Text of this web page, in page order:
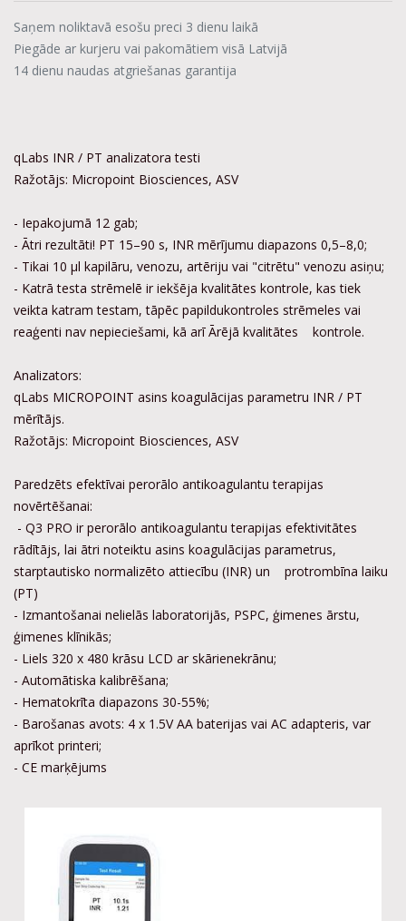
Saņem noliktavā esošu preci 3 dienu laikā
Piegāde ar kurjeru vai pakomātiem visā Latvijā
14 dienu naudas atgriešanas garantija
qLabs INR / PT analizatora testi
Ražotājs: Micropoint Biosciences, ASV
- Iepakojumā 12 gab;
- Ātri rezultāti! PT 15–90 s, INR mērījumu diapazons 0,5–8,0;
- Tikai 10 μl kapilāru, venozu, artēriju vai "citrētu" venozu asiņu;
- Katrā testa strēmelē ir iekšēja kvalitātes kontrole, kas tiek
veikta katram testam, tāpēc papildukontroles strēmeles vai
reaģenti nav nepieciešami, kā arī Ārējā kvalitātes kontrole.
Analizators:
qLabs MICROPOINT asins koagulācijas parametru INR / PT
mērītājs.
Ražotājs: Micropoint Biosciences, ASV
Paredzēts efektīvai perorālo antikoagulantu terapijas
novērtēšanai:
- Q3 PRO ir perorālo antikoagulantu terapijas efektivitātes
rādītājs, lai ātri noteiktu asins koagulācijas parametrus,
starptautisko normalizēto attiecību (INR) un protrombīna laiku
(PT)
- Izmantošanai nelielās laboratorijās, PSPC, ģimenes ārstu,
ģimenes klīnikās;
- Liels 320 x 480 krāsu LCD ar skārienekrānu;
- Automātiska kalibrēšana;
- Hematokrīta diapazons 30-55%;
- Barošanas avots: 4 x 1.5V AA baterijas vai AC adapteris, var
aprīkot printeri;
- CE marķējums